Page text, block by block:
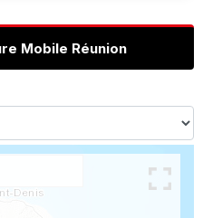
Mobile Réunion